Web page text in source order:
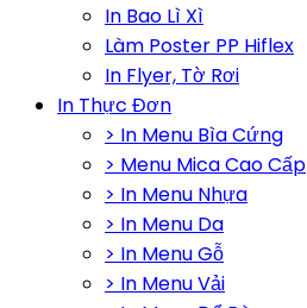
In Bao Lì Xì
Làm Poster PP Hiflex
In Flyer, Tờ Rơi
In Thực Đơn
> In Menu Bìa Cứng
> Menu Mica Cao Cấp
> In Menu Nhựa
> In Menu Da
> In Menu Gỗ
> In Menu Vải